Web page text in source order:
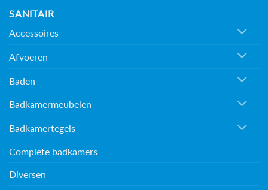
SANITAIR
Accessoires
Afvoeren
Baden
Badkamermeubelen
Badkamertegels
Complete badkamers
Diversen